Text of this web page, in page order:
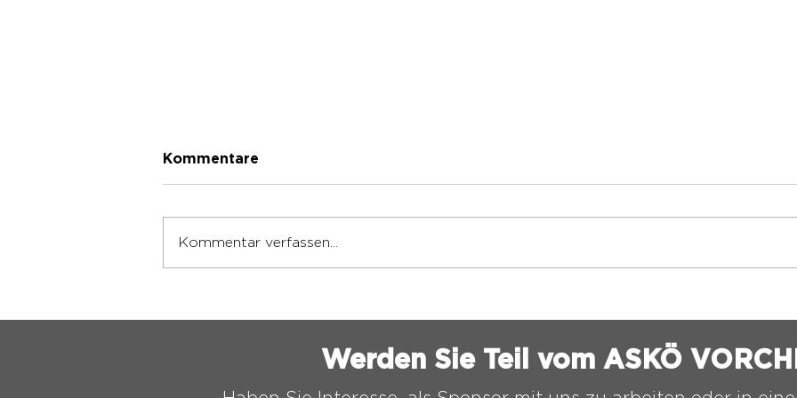
NEUE SAISON
BEZIRKSLIGA SÜD 26/27
Kommentare
Kommentar verfassen...
Werden Sie Teil vom ASKÖ